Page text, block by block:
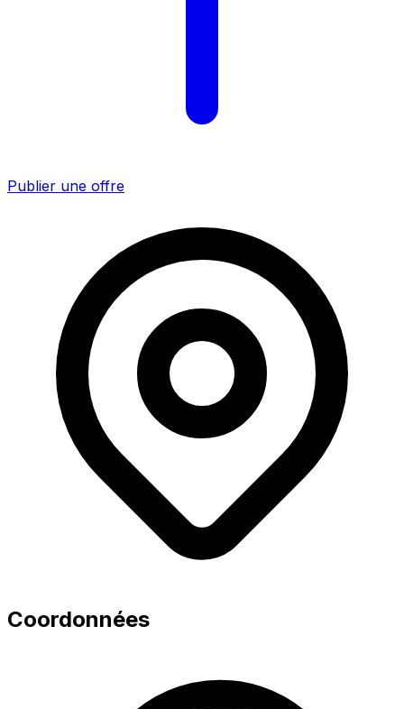
Publier une offre
Coordonnées